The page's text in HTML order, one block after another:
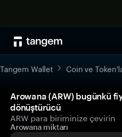
Tangem Wallet Coin ve
Arowana (ARW) bugünkü
dönüştürücü
ARW para biriminize çevirin
Arowana miktarı